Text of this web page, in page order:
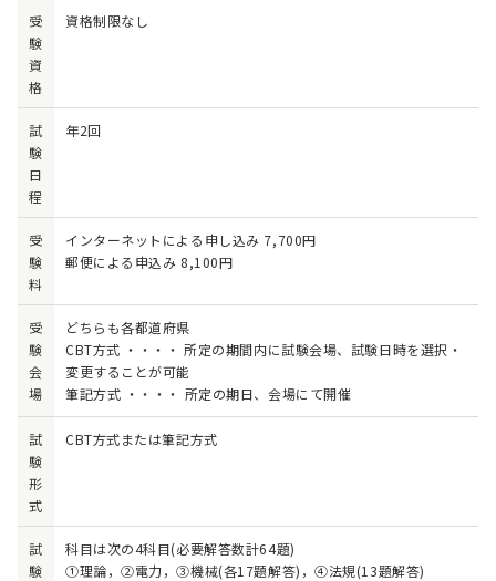
受
験
資
格
資格制限なし
試
験
日
程
年2回
受
験
料
インターネットによる申し込み 7,700円
郵便による申込み 8,100円
受
験
会
場
どちらも各都道府県
CBT方式 ・・・・ 所定の期間内に試験会場、試験日時を選択・
変更することが可能
筆記方式 ・・・・ 所定の期日、会場にて開催
試
験
形
式
CBT方式または筆記方式
試
験
科目は次の4科目(必要解答数計64題)
①理論，②電力，③機械(各17題解答)，④法規(13題解答)